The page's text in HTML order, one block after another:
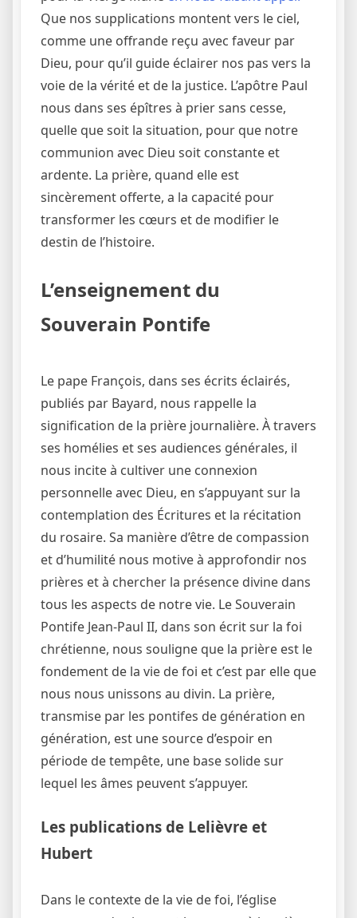
Que nos supplications montent vers le ciel,
comme une offrande reçu avec faveur par
Dieu, pour qu’il guide éclairer nos pas vers la
voie de la vérité et de la justice. L’apôtre Paul
nous dans ses épîtres à prier sans cesse,
quelle que soit la situation, pour que notre
communion avec Dieu soit constante et
ardente. La prière, quand elle est
sincèrement offerte, a la capacité pour
transformer les cœurs et de modifier le
destin de l’histoire.
L’enseignement du
Souverain Pontife
Le pape François, dans ses écrits éclairés,
publiés par Bayard, nous rappelle la
signification de la prière journalière. À travers
ses homélies et ses audiences générales, il
nous incite à cultiver une connexion
personnelle avec Dieu, en s’appuyant sur la
contemplation des Écritures et la récitation
du rosaire. Sa manière d’être de compassion
et d’humilité nous motive à approfondir nos
prières et à chercher la présence divine dans
tous les aspects de notre vie. Le Souverain
Pontife Jean-Paul II, dans son écrit sur la foi
chrétienne, nous souligne que la prière est le
fondement de la vie de foi et c’est par elle que
nous nous unissons au divin. La prière,
transmise par les pontifes de génération en
génération, est une source d’espoir en
période de tempête, une base solide sur
lequel les âmes peuvent s’appuyer.
Les publications de Lelièvre et
Hubert
Dans le contexte de la vie de foi, l’église